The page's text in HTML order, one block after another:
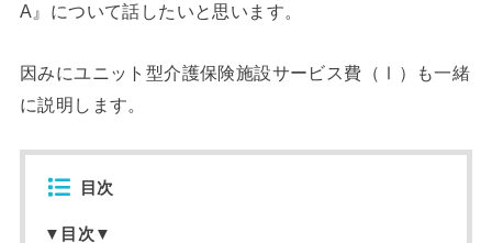
A 』について話したいと思います。
因みにユニット型介護保険施設サービス費（Ⅰ）も一緒
に説明します。
目次
▼目次▼